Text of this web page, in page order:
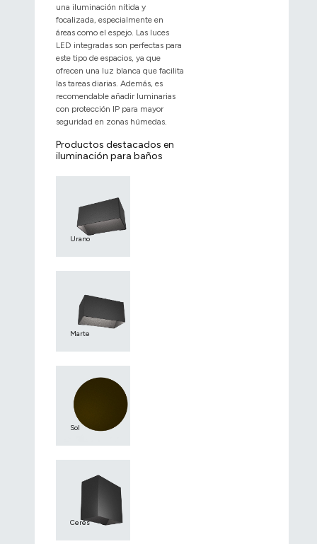
una iluminación nítida y
focalizada, especialmente en
áreas como el espejo. Las luces
LED integradas son perfectas para
este tipo de espacios, ya que
ofrecen una luz blanca que facilita
las tareas diarias. Además, es
recomendable añadir luminarias
con protección IP para mayor
seguridad en zonas húmedas.
Productos destacados en
iluminación para baños
Urano
Marte
Sol
Ceres